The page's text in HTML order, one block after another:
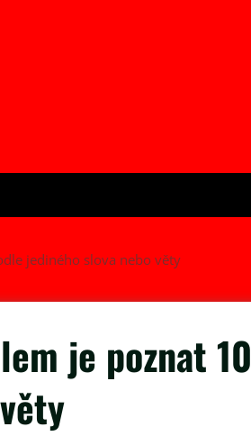
jediného slova nebo věty
je poznat 10